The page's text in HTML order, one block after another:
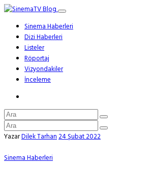
Sinema Haberleri
Dizi Haberleri
Listeler
Röportaj
Vizyondakiler
İnceleme
YazarDilek Tarhan24 Şubat 2022
Sinema Haberleri